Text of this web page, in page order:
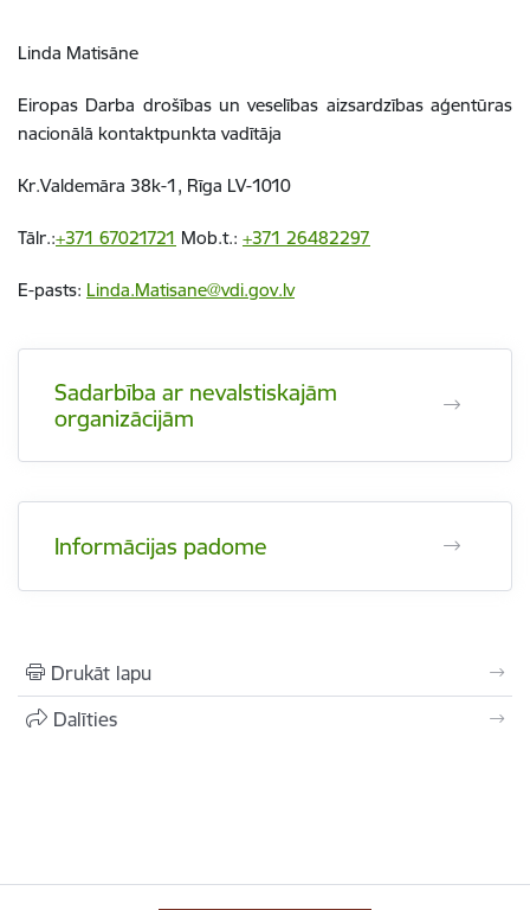
Linda Matisāne
Eiropas Darba drošības un veselības aizsardzības aģentūras
nacionālā kontaktpunkta vadītāja
Kr.Valdemāra 38k-1, Rīga LV-1010
Tālr.:+371 67021721 Mob.t.: +371 26482297
E-pasts: Linda.Matisane@vdi.gov.lv
Sadarbība ar nevalstiskajām
organizācijām
Informācijas padome
Drukāt lapu
Dalīties